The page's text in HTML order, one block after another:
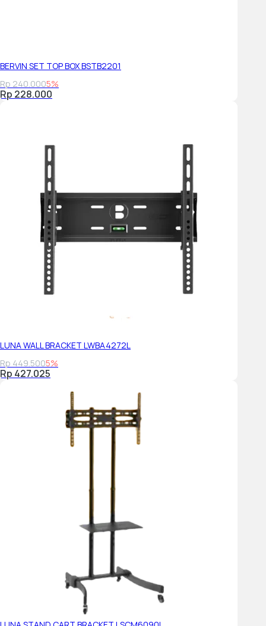
Contrast
Mega Contrast
Micro Dimming
UHD Dimming
Auto Depth Enhancer
Contrast Enhancer
Yes
Film Mode
Natural Mode Support
Object Tracking Sound
BERVIN SET TOP BOX BSTB2201
Rp 240.0005%
Rp 228.000
LUNA WALL BRACKET LWBA4272L
Rp 449.5005%
Rp 427.025